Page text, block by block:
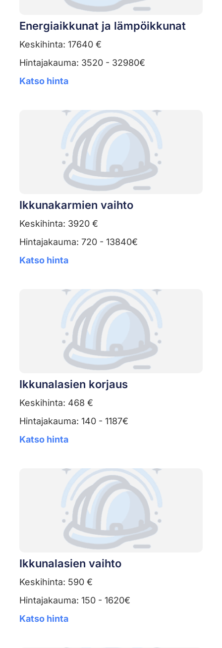
Energiaikkunat ja lämpöikkunat
Keskihinta: 17640 €
Hintajakauma: 3520 - 32980€
Katso hinta
Ikkunakarmien vaihto
Keskihinta: 3920 €
Hintajakauma: 720 - 13840€
Katso hinta
Ikkunalasien korjaus
Keskihinta: 468 €
Hintajakauma: 140 - 1187€
Katso hinta
Ikkunalasien vaihto
Keskihinta: 590 €
Hintajakauma: 150 - 1620€
Katso hinta